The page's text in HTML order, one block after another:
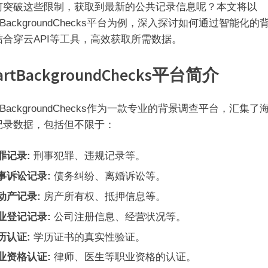
突破这些限制，获取到最新的公共记录信息呢？本文将以
平台为例，深入探讨如何通过智能化的
穿云API等工具，高效获取所需数据。
平台简介
作为一款专业的背景调查平台，汇集了
数据，包括但不限于：
记录: 刑事犯罪、违规记录等。
诉讼记录: 债务纠纷、离婚诉讼等。
产记录: 房产所有权、抵押信息等。
登记记录: 公司注册信息、经营状况等。
认证: 学历证书的真实性验证。
资格认证: 律师、医生等职业资格的认证。